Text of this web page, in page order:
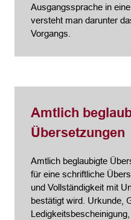
Ausgangssprache in
versteht man darunter
Vorgangs.
Amtlich
Übersetzungen
Amtlich beglaubigte
für eine schriftliche
und Vollständigkeit mit
bestätigt wird. Urkunde,